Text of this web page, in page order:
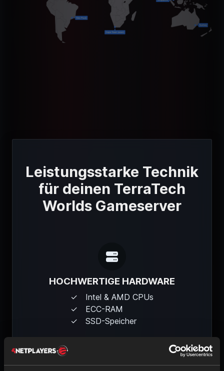
Leistungsstarke Technik
für deinen TerraTech
Worlds Gameserver
HOCHWERTIGE HARDWARE
Intel & AMD CPUs
ECC-RAM
SSD-Speicher